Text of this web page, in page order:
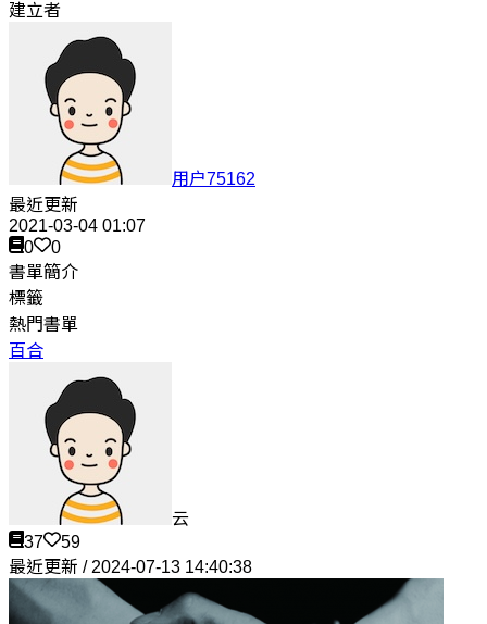
建立者
用户75162
最近更新
2021-03-04 01:07
0
0
書單簡介
標籤
熱門書單
百合
云
37
59
最近更新 / 2024-07-13 14:40:38